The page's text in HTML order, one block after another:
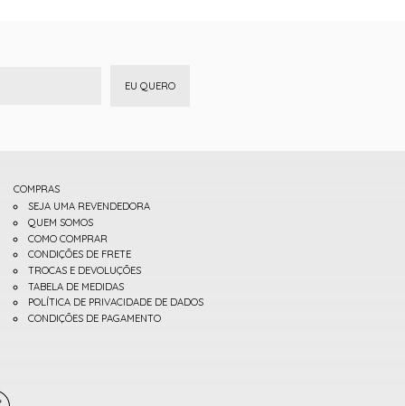
EU QUERO
COMPRAS
SEJA UMA REVENDEDORA
QUEM SOMOS
COMO COMPRAR
CONDIÇÕES DE FRETE
TROCAS E DEVOLUÇÕES
TABELA DE MEDIDAS
POLÍTICA DE PRIVACIDADE DE DADOS
CONDIÇÕES DE PAGAMENTO